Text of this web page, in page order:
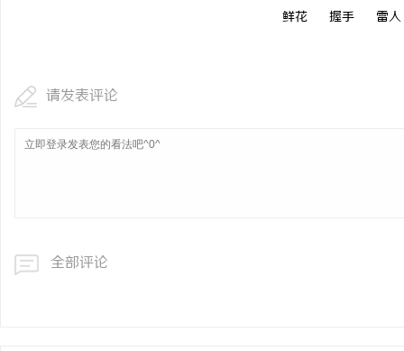
鲜花 握手 雷人
请发表评论
全部评论